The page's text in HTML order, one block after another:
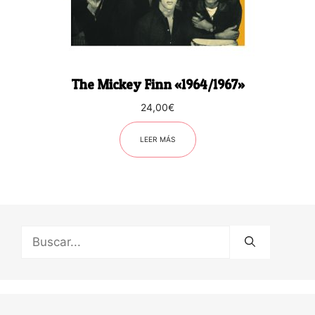
The Mickey Finn «1964/1967»
24,00€
LEER MÁS